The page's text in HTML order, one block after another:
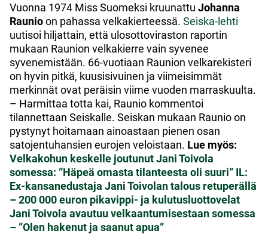
Vuonna 1974 Miss Suomeksi kruunattu Johanna
Raunioon pahassa velkakierteessä. Seiska-lehti
uutisoi hiljattain, että ulosottoviraston raportin
mukaan Raunion velkakierre vain syvenee
syvenemistään. 66-vuotiaan Raunion velkarekisteri
on hyvin pitkä, kuusisivuinen ja viimeisimmät
merkinnät ovat peräisin viime vuoden marraskuulta.
– Harmittaa totta kai, Raunio kommentoi
tilannettaan Seiskalle. Seiskan mukaan Raunio on
pystynyt hoitamaan ainoastaan pienen osan
satojentuhansien eurojen veloistaan. Lue myös:
Velkakohun keskelle joutunut Jani Toivola
somessa: ”Häpeä omasta tilanteesta oli suuri” IL:
Ex-kansanedustaja Jani Toivolan talous retuperällä
– 200 000 euron pikavippi- ja kulutusluottovelat
Jani Toivola avautuu velkaantumisestaan somessa
– ”Olen hakenut ja saanut apua”